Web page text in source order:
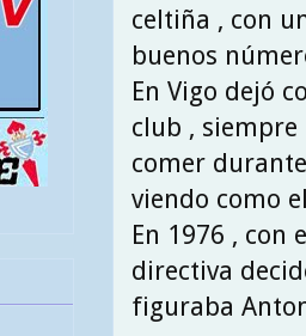
celtiña , con
buenos
En Vigo dejó
club ,
comer
viendo como
En 1976 , con
directiva
figuraba